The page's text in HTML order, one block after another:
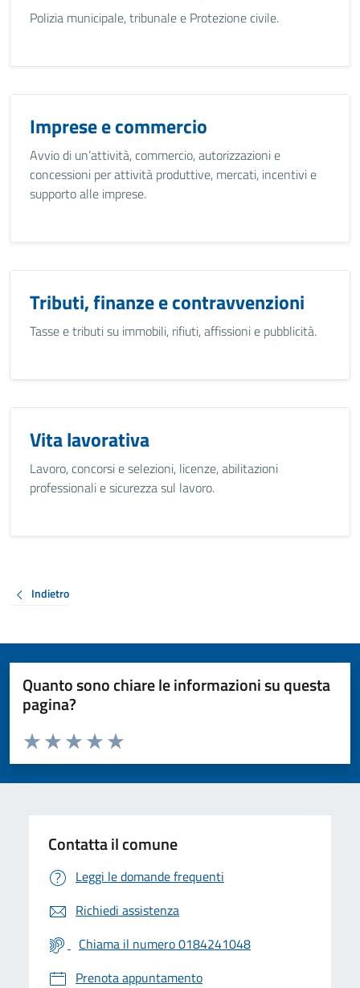
Polizia municipale, tribunale e Protezione civile.
Imprese e commercio
Avvio di un’attività, commercio, autorizzazioni e
concessioni per attività produttive, mercati, incentivi e
supporto alle imprese.
Tributi, finanze e contravvenzioni
Tasse e tributi su immobili, rifiuti, affissioni e pubblicità.
Vita lavorativa
Lavoro, concorsi e selezioni, licenze, abilitazioni
professionali e sicurezza sul lavoro.
Indietro
Quanto sono chiare le informazioni su questa
pagina?
Valuta da 1 a 5 stelle la pagina
Valuta 5 stelle su 5
Valuta 4 stelle su 5
Valuta 3 stelle su 5
Valuta 2 stelle su 5
Valuta 1 stelle su 5
Contatta il comune
Leggi le domande frequenti
Richiedi assistenza
Chiama il numero 0184241048
Prenota appuntamento